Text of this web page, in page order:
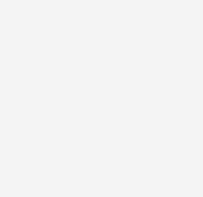
de Jordi Colomer, 2015 (Prod Xarxa, Loop,
En els seus projectes i investigacions aborda de
l’antropologia urbana i la geopolítica. Beu de la teoria